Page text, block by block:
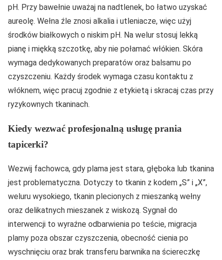
pH. Przy bawełnie uważaj na nadtlenek, bo łatwo uzyskać
aureolę. Wełna źle znosi alkalia i utleniacze, więc użyj
środków białkowych o niskim pH. Na welur stosuj lekką
pianę i miękką szczotkę, aby nie połamać włókien. Skóra
wymaga dedykowanych preparatów oraz balsamu po
czyszczeniu. Każdy środek wymaga czasu kontaktu z
włóknem, więc pracuj zgodnie z etykietą i skracaj czas przy
ryzykownych tkaninach.
Kiedy wezwać profesjonalną usługę prania
tapicerki?
Wezwij fachowca, gdy plama jest stara, głęboka lub tkanina
jest problematyczna. Dotyczy to tkanin z kodem „S” i „X”,
weluru wysokiego, tkanin plecionych z mieszanką wełny
oraz delikatnych mieszanek z wiskozą. Sygnał do
interwencji to wyraźne odbarwienia po teście, migracja
plamy poza obszar czyszczenia, obecność cienia po
wyschnięciu oraz brak transferu barwnika na ściereczkę